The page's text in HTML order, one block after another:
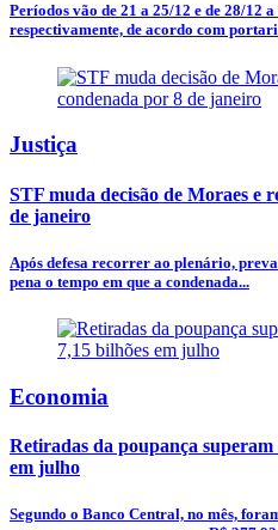
Períodos vão de 21 a 25/12 e de 28/12
respectivamente, de acordo com
Justiça
STF muda decisão de Moraes e
de janeiro
Após defesa recorrer ao plenário,
pena o tempo em que a condenada...
Economia
Retiradas da poupança superam
em julho
Segundo o Banco Central, no mês,